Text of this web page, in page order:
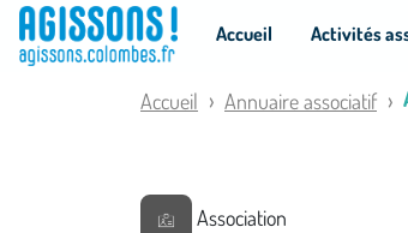
Accueil Activités
Accueil Annuaire associatif
Association
Panneau de gestion des cookies